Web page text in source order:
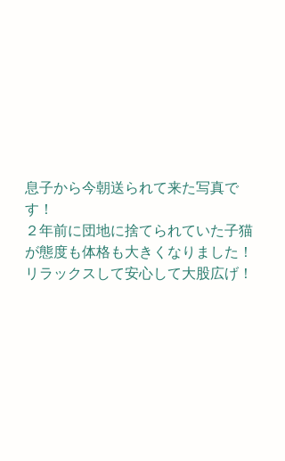
息子から今朝送られて来た写真で
す！
２年前に団地に捨てられていた子猫
が態度も体格も大きくなりました！
リラックスして安心して大股広げ！